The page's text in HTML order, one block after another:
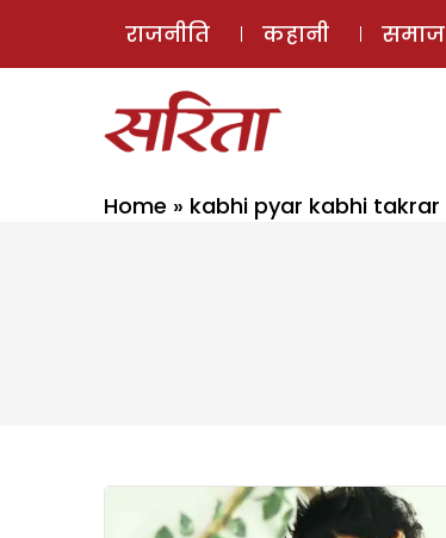
राजनीति कहानी समाज
Home » kabhi pyar kabhi takrar